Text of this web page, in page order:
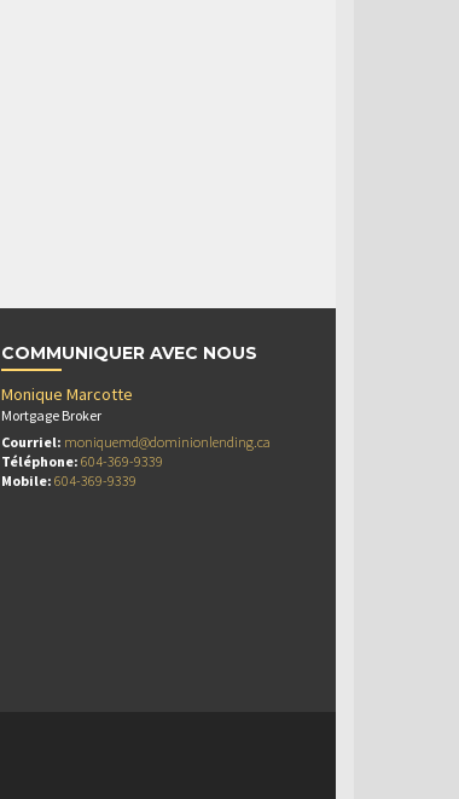
COMMUNIQUER AVEC NOUS
Monique Marcotte
Mortgage Broker
Courriel: moniquemd@dominionlending.ca
Téléphone: 604-369-9339
Mobile: 604-369-9339